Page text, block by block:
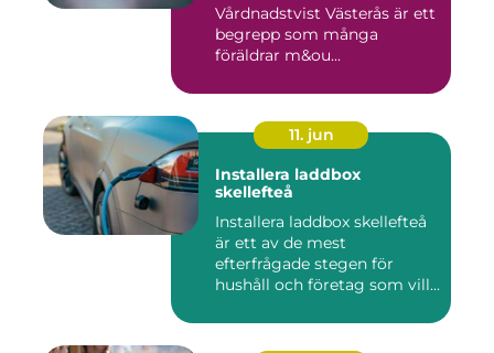
Vårdnadstvist Västerås är ett
begrepp som många
föräldrar m&ou...
11. jun
Installera laddbox
skellefteå
Installera laddbox skellefteå
är ett av de mest
efterfrågade stegen för
hushåll och företag som vill...